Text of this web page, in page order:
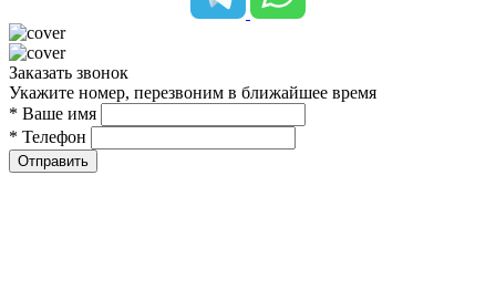
Заказать звонок
Укажите номер, перезвоним в ближайшее время
* Ваше имя
* Телефон
Отправить